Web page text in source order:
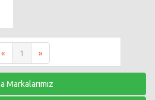
« 1 »
Markalarımız